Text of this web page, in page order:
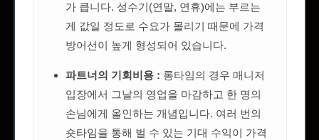
가 큽니다. 성수기(연말, 연휴)에는 부르는
게 값일 정도로 수요가 몰리기 때문에 가격
방어선이 높게 형성되어 있습니다.
파트너의 기회비용 : 롱타임의 경우 매니저
입장에서 그날의 영업을 마감하고 한 명의
손님에게 올인하는 개념입니다. 여러 번의
숏타임을 통해 벌 수 있는 기대 수익이 가격